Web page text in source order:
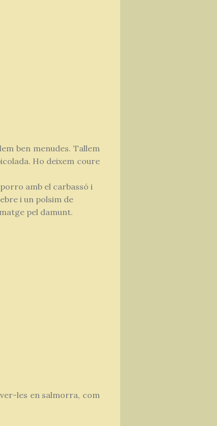
ben menudes. Tallem
Ho deixem coure
amb el carbassó i
i un polsim de
pel damunt.
les en salmorra, com